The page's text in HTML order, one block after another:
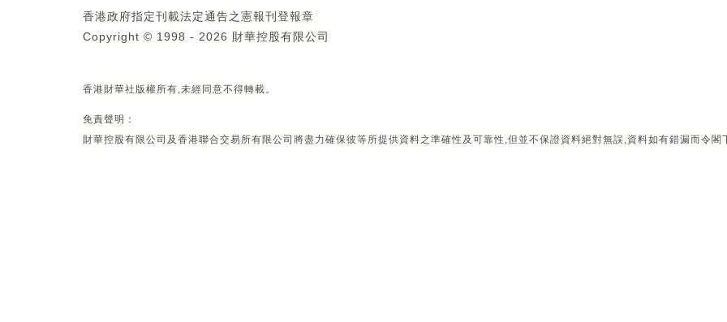
香港政府指定刊載法定通告之憲報刊登報章
Copyright © 1998 - 2026 財華控股有限公司
香港財華社版權所有,未經同意不得轉載。
免責聲明：
財華控股有限公司及香港聯合交易所有限公司將盡力確保彼等所提供資料之準確性及可靠性,但並不保證資料絕對無誤,資料如有錯漏而令閣